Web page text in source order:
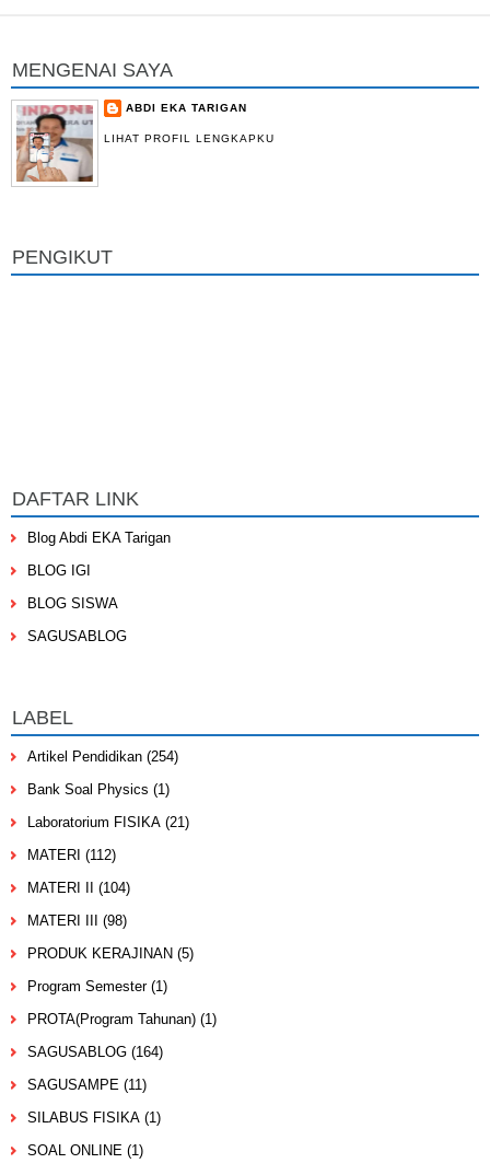
MENGENAI SAYA
ABDI EKA TARIGAN
LIHAT PROFIL LENGKAPKU
PENGIKUT
DAFTAR LINK
Blog Abdi EKA Tarigan
BLOG IGI
BLOG SISWA
SAGUSABLOG
LABEL
Artikel Pendidikan (254)
Bank Soal Physics (1)
Laboratorium FISIKA (21)
MATERI (112)
MATERI II
(104)
MATERI III
(98)
PRODUK KERAJINAN (5)
Program Semester (1)
PROTA(Program Tahunan) (1)
SAGUSABLOG (164)
SAGUSAMPE (11)
SILABUS FISIKA (1)
SOAL ONLINE (1)